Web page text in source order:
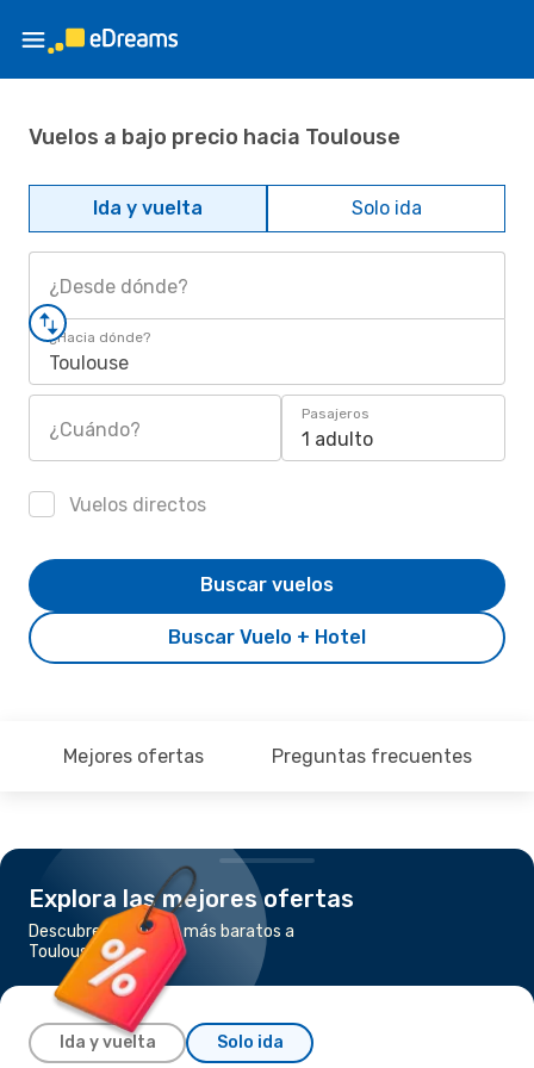
Vuelos a bajo precio hacia Toulouse
Ida y vuelta Solo ida
¿Desde dónde?
¿Hacia dónde?
Toulouse
¿Cuándo?
Pasajeros
1 adulto
Vuelos directos
Buscar Vuelo + Hotel
Buscar vuelos
Mejores ofertas Preguntas frecuentes
Explora las mejores ofertas
Descubre los vuelos más baratos a
Toulouse
Ida y vuelta Solo ida